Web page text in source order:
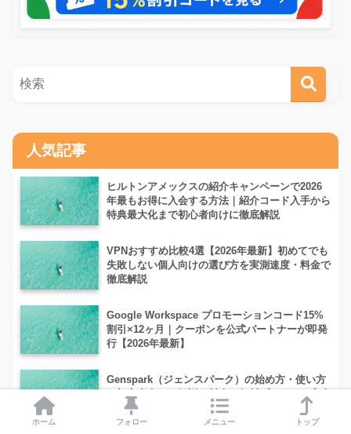
人気記事
ヒルトンアメックスの紹介キャンペーンで2026
年最もお得に入会する方法｜紹介コード入手から
特典最大化まで初心者向けに徹底解説
VPNおすすめ比較4選【2026年最新】初めてでも
失敗しない個人向けの選び方を実測速度・料金で
徹底解説
Google Workspace プロモーションコード15%
割引×12ヶ月｜クーポンを公式パートナーが即発
行【2026年最新】
Genspark（ジェンスパーク）の始め方・使い方
を初心者向けに解説｜料金・無料プランから安全
性まで【2026年最新】
ホーム フォロー メニュー トップ